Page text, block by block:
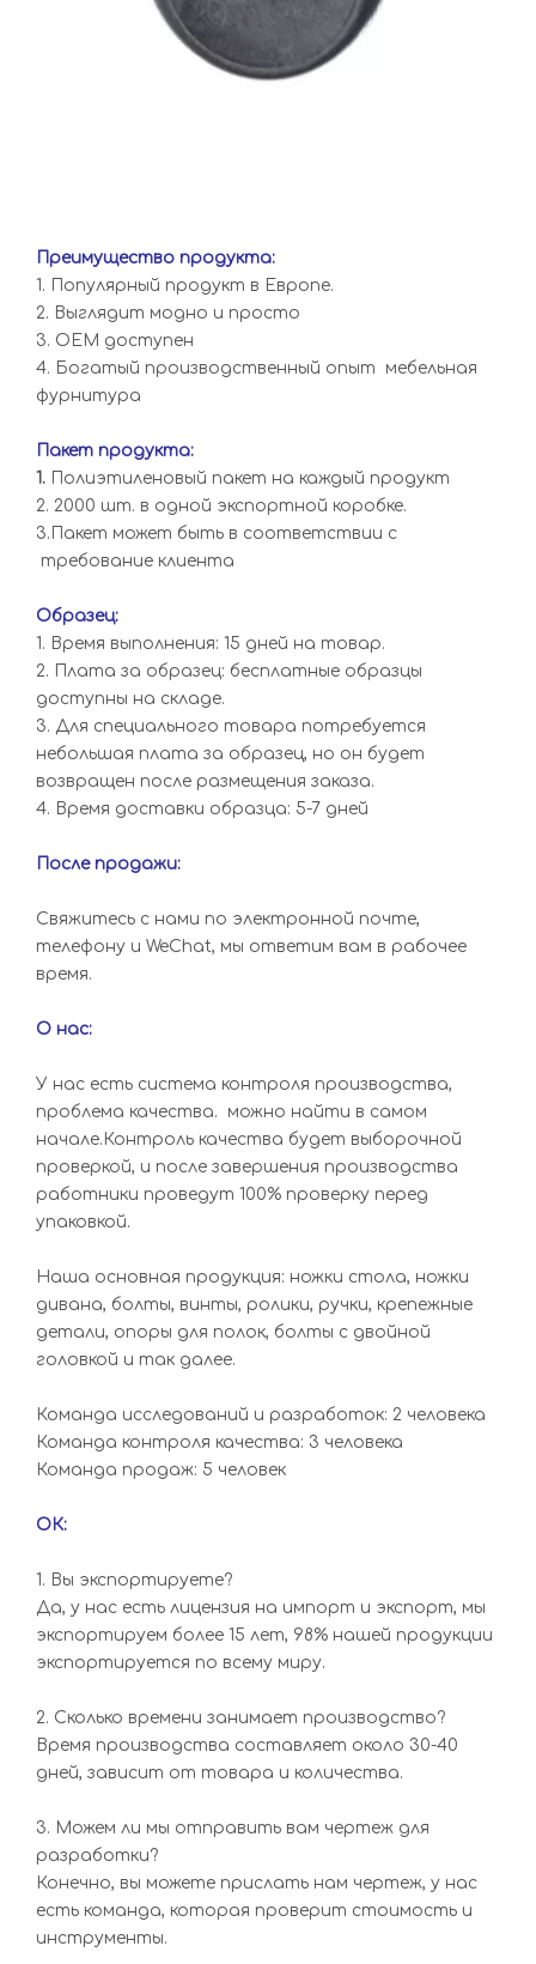
Преимущество продукта:
1. Популярный продукт в Европе.
2. Выглядит модно и просто
3. OEM доступен
4. Богатый производственный опыт мебельная
фурнитура
Пакет продукта:
1.
Полиэтиленовый пакет на каждый продукт
2. 2000 шт. в одной экспортной коробке.
3.Пакет может быть в соответствии с
требование клиента
Образец:
1. Время выполнения: 15 дней на товар.
2. Плата за образец: бесплатные образцы
доступны на складе.
3. Для специального товара потребуется
небольшая плата за образец, но он будет
возвращен после размещения заказа.
4. Время доставки образца: 5-7 дней
После продажи:
Свяжитесь с нами по электронной почте,
телефону и WeChat, мы ответим вам в рабочее
время.
О нас:
У нас есть система контроля производства,
проблема качества. можно найти в самом
начале.Контроль качества будет выборочной
проверкой, и после завершения производства
работники проведут 100% проверку перед
упаковкой.
Наша основная продукция: ножки стола, ножки
дивана, болты, винты, ролики, ручки, крепежные
детали, опоры для полок, болты с двойной
головкой и так далее.
Команда исследований и разработок: 2 человека
Команда контроля качества: 3 человека
Команда продаж: 5 человек
ОК:
1. Вы экспортируете?
Да, у нас есть лицензия на импорт и экспорт, мы
экспортируем более 15 лет, 98% нашей продукции
экспортируется по всему миру.
2. Сколько времени занимает производство?
Время производства составляет около 30-40
дней, зависит от товара и количества.
3. Можем ли мы отправить вам чертеж для
разработки?
Конечно, вы можете прислать нам чертеж, у нас
есть команда, которая проверит стоимость и
инструменты.